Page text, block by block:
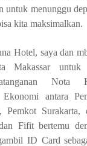
untuk menunggu
kita maksimalkan.
Hotel, saya dan
Makassar untuk
Nota
antara
Pemkot
Fifit bertemu
ID Card